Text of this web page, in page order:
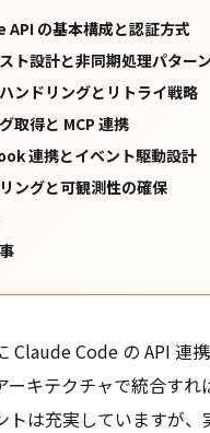
API の基本構成と認証方式
ト設計と非同期処理パターン
ンドリングとリトライ戦略
取得と MCP 連携
連携とイベント駆動設計
ングと可観測性の確保
Claude Code の API 連
ーキテクチャで統合す
トは充実していますが、